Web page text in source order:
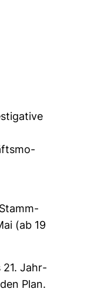
(ab 19
21. Jahr­
Plan.